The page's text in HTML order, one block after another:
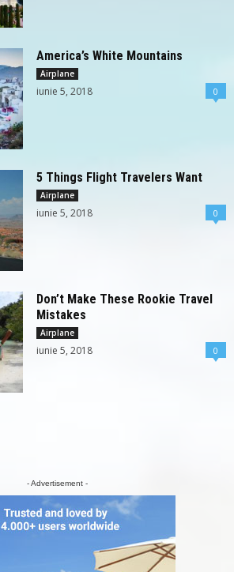
America’s White Mountains
Airplane
iunie 5, 2018 0
5 Things Flight Travelers Want
Airplane
iunie 5, 2018 0
Don’t Make These Rookie Travel
Mistakes
Airplane
iunie 5, 2018 0
- Advertisement -